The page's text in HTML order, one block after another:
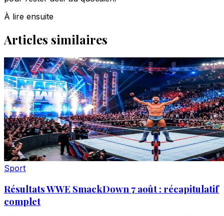
À lire ensuite
Articles similaires
Sport
Résultats WWE SmackDown 7 août : récapitulatif
complet